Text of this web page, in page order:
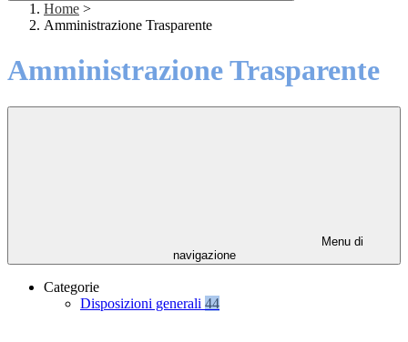
Home >
Amministrazione Trasparente
Amministrazione Trasparente
Menu di
navigazione
Categorie
Disposizioni generali 44